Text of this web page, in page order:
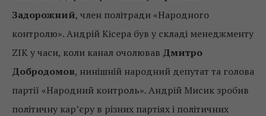
Задорожний, член політради «Народного
контролю». Андрій Кісера був у складі менеджменту
ZIK у часи, коли канал очолював Дмитро
Добродомов, нинішній народний депутат та голова
партії «Народний контроль». Андрій Мисик зробив
політичну кар’єру в різних партіях і політичних